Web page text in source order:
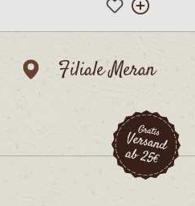
Filiale Meran